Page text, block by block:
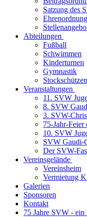
Satzung des
Abteilungen
Fußball
Schwimmen
Kinderturnen
Gymnastik
Stockschützen
Veranstaltungen
11. SVW
8. SVW
3. SVW-
75-Jahr-Feier
10. SVW
SVW Gaudi-
Der SVW-
Vereinsgelände
Vereinsheim
Vermietung
Galerien
Sponsoren
Kontakt
75 Jahre SVW -